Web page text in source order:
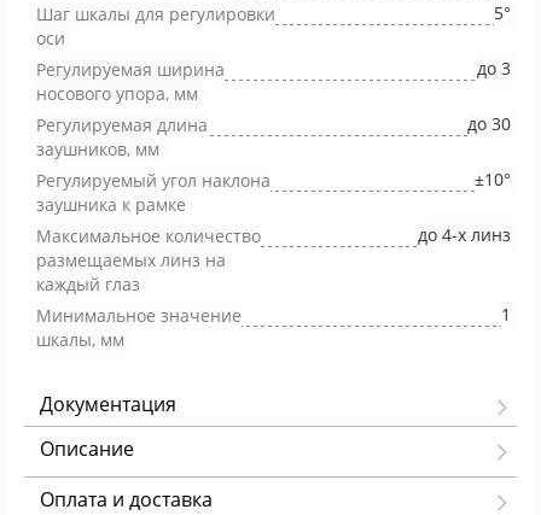
Шаг шкалы для регулировки
оси
5°
Регулируемая ширина
носового упора, мм
до 3
Регулируемая длина
заушников, мм
до 30
Регулируемый угол наклона
заушника к рамке
±10°
Максимальное количество
размещаемых линз на
каждый глаз
до 4-х линз
Минимальное значение
шкалы, мм
1
Документация
Описание
Оплата и доставка